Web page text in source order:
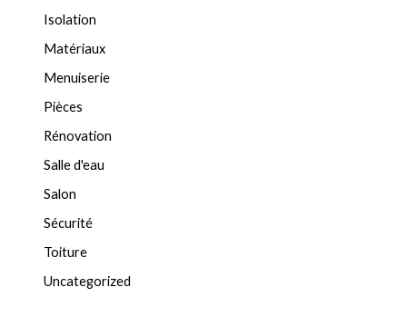
Isolation
Matériaux
Menuiserie
Pièces
Rénovation
Salle d'eau
Salon
Sécurité
Toiture
Uncategorized